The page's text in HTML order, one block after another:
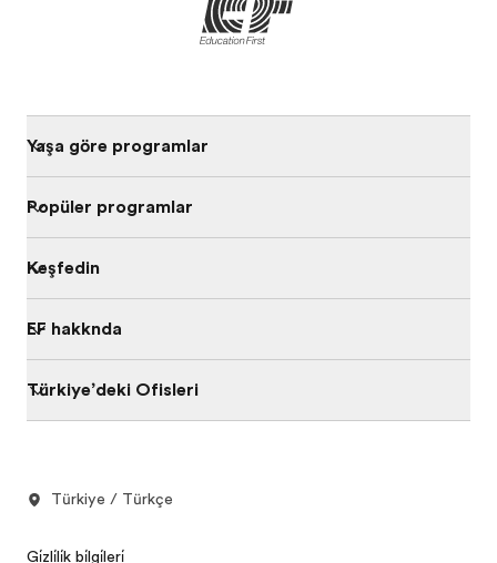
Yaşa göre programları
Popüler programlar
Keşfedin
EF hakkında
Türkiye’deki Ofisleri
Türkiye / Türkçe
Gi̇zli̇li̇k bi̇lgi̇leri̇